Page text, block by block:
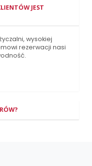
JEST
wysokiej
rezerwacji nasi